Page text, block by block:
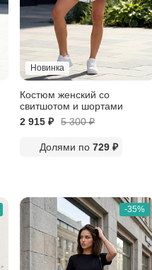
Новинка
Костюм женский со
свитшотом и шортами
2 915 ₽
5 300₽
Долями по 729 ₽
-35%